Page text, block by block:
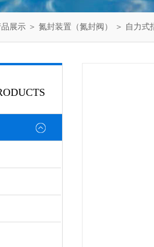
品展示 ＞ 氮封装置（氮封阀） ＞ 自力式